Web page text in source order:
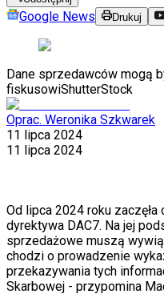
Google News Drukuj
Dane sprzedawców mogą
fiskusowiShutterStock
Oprac. Weronika Szkwarek
11 lipca 2024
11 lipca 2024
Od lipca 2024 roku
dyrektywa DAC7. Na jej
sprzedażowe muszą
chodzi o prowadzenie
przekazywania tych
Skarbowej - przypomina